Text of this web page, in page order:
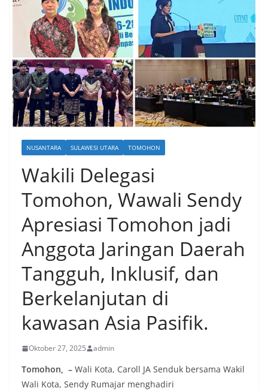
NUSANTARA SULAWESI UTARA TOMOHON
Wakili Delegasi
Tomohon, Wawali Sendy
Apresiasi Tomohon jadi
Anggota Jaringan Daerah
Tangguh, Inklusif, dan
Berkelanjutan di
kawasan Asia Pasifik.
Oktober 27, 2025 admin
Tomohon, – Wali Kota, Caroll JA Senduk bersama Wakil
Wali Kota, Sendy Rumajar menghadiri